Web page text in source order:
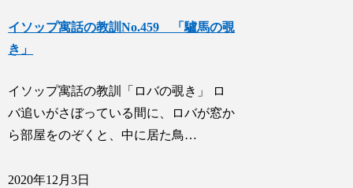
イソップ寓話の教訓No.459 「驢馬の覗
き」
イソップ寓話の教訓「ロバの覗き」 ロ
バ追いがさぼっている間に、ロバが窓か
ら部屋をのぞくと、中に居た鳥…
2020年12月3日